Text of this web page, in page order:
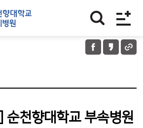
순천향대학교 부속병원